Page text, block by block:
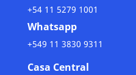
+54 11 5279 1001
Whatsapp
+549 11 3830 9311
Casa Central